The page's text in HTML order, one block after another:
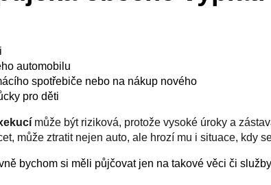
automobilu
spotřebiče nebo na nákup nového
pro děti
může být riziková, protože vysoké úroky a
může ztratit nejen auto, ale hrozí mu i situace, kdy
bychom si měli půjčovat jen na takové věci či